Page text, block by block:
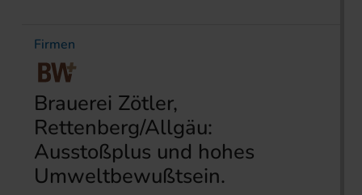
Firmen
Brauerei Zötler,
Rettenberg/Allgäu:
Ausstoßplus und hohes
Umweltbewußtsein.